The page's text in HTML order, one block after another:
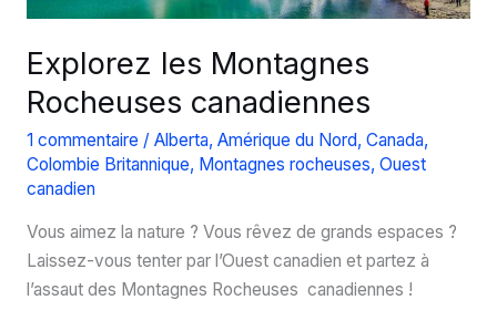
Explorez les Montagnes
Rocheuses canadiennes
1 commentaire / Alberta, Amérique du Nord, Canada,
Colombie Britannique, Montagnes rocheuses, Ouest
canadien
Vous aimez la nature ? Vous rêvez de grands espaces ?
Laissez-vous tenter par l’Ouest canadien et partez à
l’assaut des Montagnes Rocheuses canadiennes !